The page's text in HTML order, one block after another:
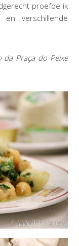
proefde ik
en verschillende
da Praça do Peixe